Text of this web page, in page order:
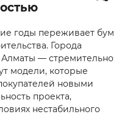
годы переживает бум
Города
— стремительно
модели, которые
новыми
проекта,
нестабильного